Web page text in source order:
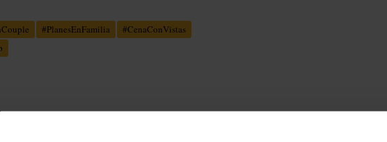
#PlanesEnFamilia #CenaConVistas